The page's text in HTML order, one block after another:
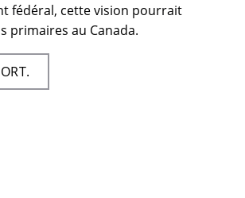
fédéral, cette vision pourrait
primaires au Canada.